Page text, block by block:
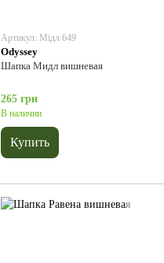
Артикул: Мідл 649
Odyssey
Шапка Мидл вишневая
265 грн
В наличии
Купить